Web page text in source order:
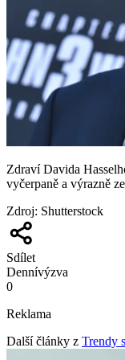
Zdraví Davida
vyčerpaně a výrazně
Zdroj: Shutterstock
Sdílet
Dennívýzva
0
Reklama
Další články z Trendy